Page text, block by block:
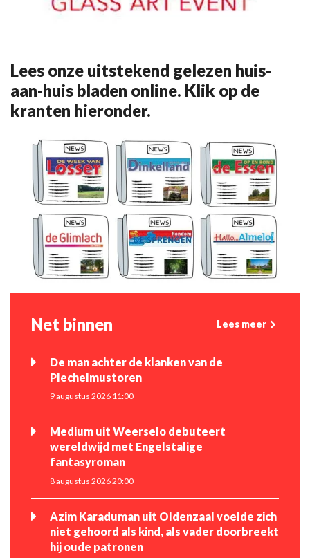
Lees onze uitstekend gelezen huis-
aan-huis bladen online. Klik op de
kranten hieronder.
Net binnen Lees meer
De man achter de klanken van de
Plechelmustoren
9 augustus 2026 11:00
Medium uit Weerselo debuteert
wereldwijd met Engelstalige
fantasyroman
8 augustus 2026 20:00
Azim Karaduman uit Oldenzaal voelde zich
niet gehoord als kind, als vader doorbreekt
hij oude patronen